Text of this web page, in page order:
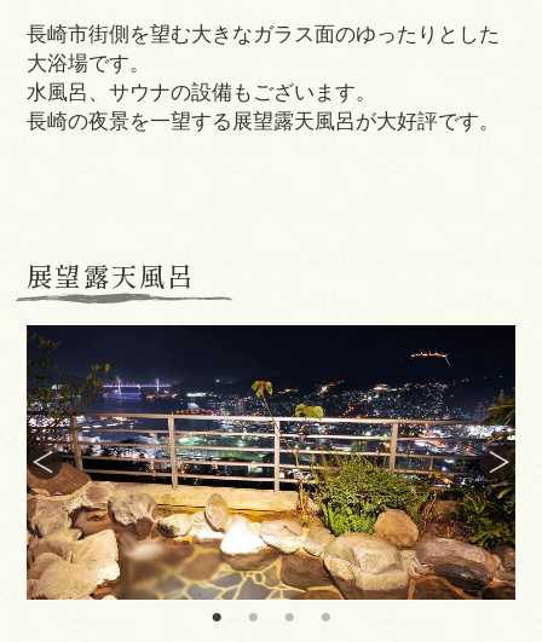
長崎市街側を望む大きなガラス面のゆったりとした
大浴場です。
水風呂、サウナの設備もございます。
長崎の夜景を一望する展望露天風呂が大好評です。
展望露天風呂